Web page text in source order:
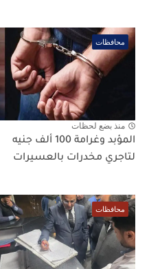
محافظات
منذ بضع لحظات
المؤبد وغرامة 100 ألف جنيه
لتاجري مخدرات بالعسيرات
محافظات